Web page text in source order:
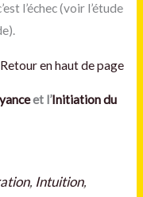
l’échec (voir l’étude
Retour en haut de page
et l’Initiation du
, Intuition,